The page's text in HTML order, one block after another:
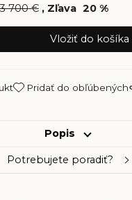
700€ Zľava 20%
Pridať do obľúbených
Popis
Potrebujete poradiť?